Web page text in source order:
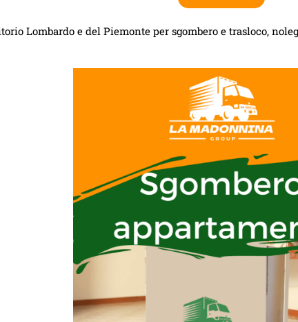
Lombardo e del Piemonte per sgombero e trasloco,